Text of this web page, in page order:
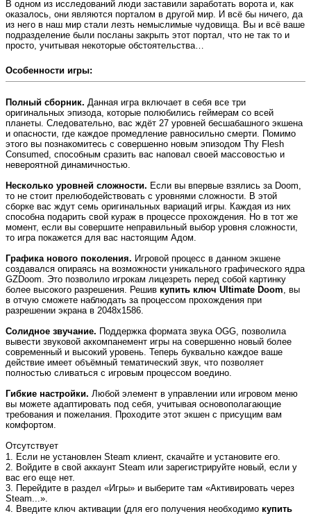
В одном из исследований люди заставили заработать ворота и, как
оказалось, они являются порталом в другой мир. И всё бы ничего, да
из него в наш мир стали лезть немыслимые чудовища. Вы и всё ваше
подразделение были посланы закрыть этот портал, что не так то и
просто, учитывая некоторые обстоятельства…
Особенности игры:
Полный сборник. Данная игра включает в себя все три
оригинальных эпизода, которые полюбились геймерам со всей
планеты. Следовательно, вас ждёт 27 уровней бесшабашного экшена
и опасности, где каждое промедление равносильно смерти. Помимо
этого вы познакомитесь с совершенно новым эпизодом Thy Flesh
Consumed, способным сразить вас наповал своей массовостью и
невероятной динамичностью.
Несколько уровней сложности. Если вы впервые взялись за Doom,
то не стоит прелюбодействовать с уровнями сложности. В этой
сборке вас ждут семь оригинальных вариаций игры. Каждая из них
способна подарить свой кураж в процессе прохождения. Но в тот же
момент, если вы совершите неправильный выбор уровня сложности,
то игра покажется для вас настоящим Адом.
Графика нового поколения. Игровой процесс в данном экшене
создавался опираясь на возможности уникального графического ядра
GZDoom. Это позволило игрокам лицезреть перед собой картинку
более высокого разрешения. Решив купить ключ Ultimate Doom , вы
в отчую сможете наблюдать за процессом прохождения при
разрешении экрана в 2048х1586.
Солидное звучание. Поддержка формата звука OGG, позволила
вывести звуковой аккомпанемент игры на совершенно новый более
современный и высокий уровень. Теперь буквально каждое ваше
действие имеет объёмный тематический звук, что позволяет
полностью сливаться с игровым процессом воедино.
Гибкие настройки. Любой элемент в управлении или игровом меню
вы можете адаптировать под себя, учитывая основополагающие
требования и пожелания. Проходите этот экшен с присущим вам
комфортом.
Отсутствует
1. Если не установлен Steam клиент, скачайте и установите его.
2. Войдите в свой аккаунт Steam или зарегистрируйте новый, если у
вас его еще нет.
3. Перейдите в раздел «Игры» и выберите там «Активировать через
Steam...».
4. Введите ключ активации (для его получения необходимо купить